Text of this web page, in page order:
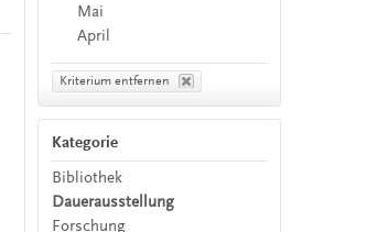
Mai
April
Kriterium entfernen
Kategorie
Bibliothek
Dauerausstellung
Forschung